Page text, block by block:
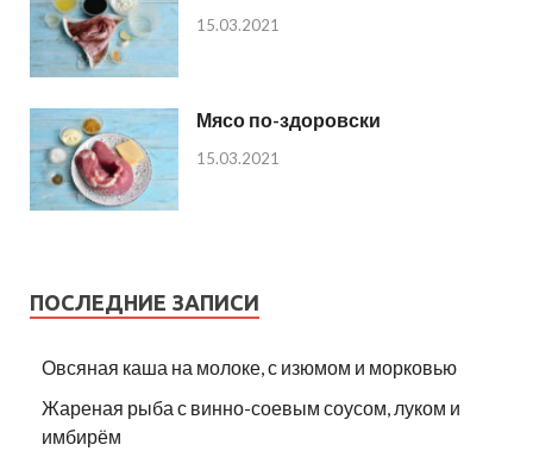
15.03.2021
Мясо по-здоровски
15.03.2021
ПОСЛЕДНИЕ ЗАПИСИ
Овсяная каша на молоке, с изюмом и морковью
Жареная рыба с винно-соевым соусом, луком и
имбирём